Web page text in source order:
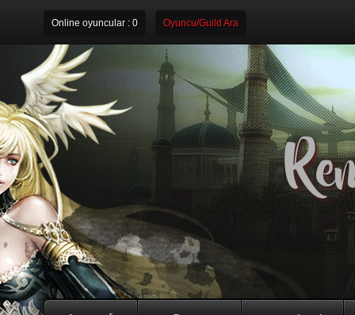
Online oyuncular : 0 Oyuncu/Guild Ara